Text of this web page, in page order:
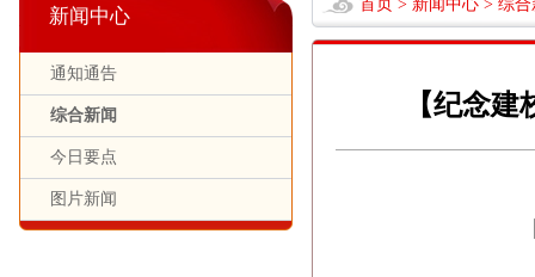
新闻中心
通知通告
综合新闻
今日要点
图片新闻
首页 > 新闻中心 > 综合
【纪念